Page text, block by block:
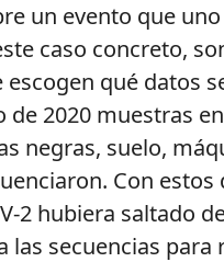
un evento que
caso concreto,
qué datos
2020 muestras
negras, suelo,
Con
2 hubiera saltado
secuencias para